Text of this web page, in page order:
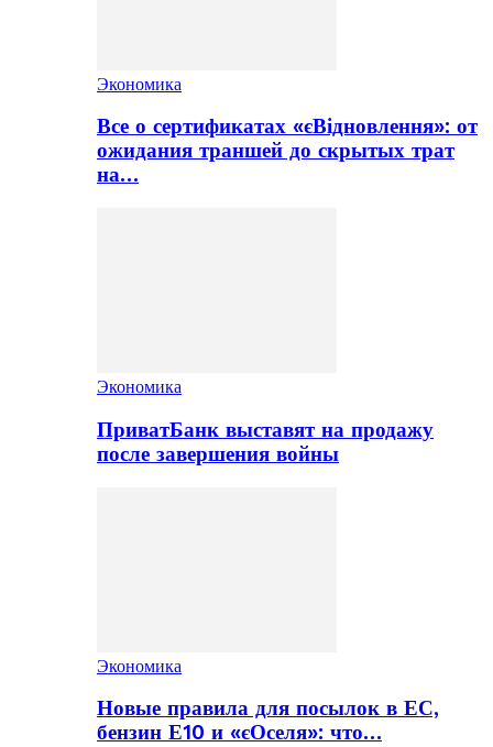
Экономика
Все о сертификатах «єВідновлення»: от
ожидания траншей до скрытых трат
на…
Экономика
ПриватБанк выставят на продажу
после завершения войны
Экономика
Новые правила для посылок в ЕС,
бензин Е10 и «єОселя»: что…